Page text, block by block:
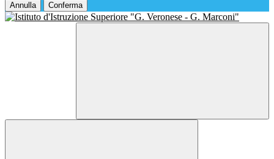
Annulla Conferma